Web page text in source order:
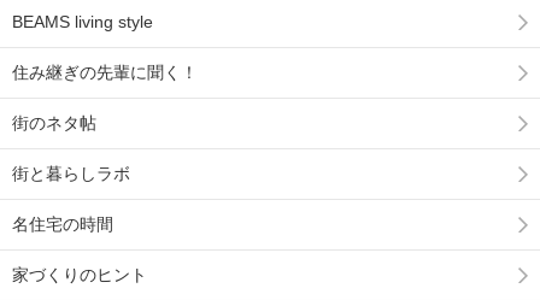
BEAMS living style
住み継ぎの先輩に聞く！
街のネタ帖
街と暮らしラボ
名住宅の時間
家づくりのヒント